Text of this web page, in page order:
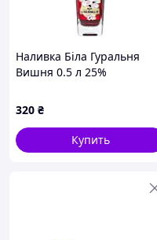
Наливка Біла Гуральня
Вишня 0.5 л 25%
320 ₴
Купить